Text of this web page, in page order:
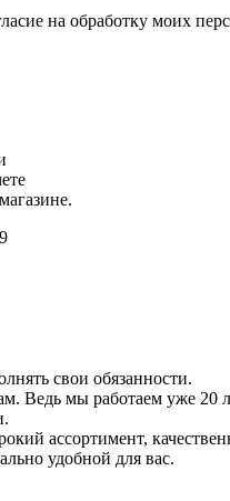
на обработку моих
свои обязанности.
Ведь мы работаем уже 20
ассортимент,
удобной для вас.